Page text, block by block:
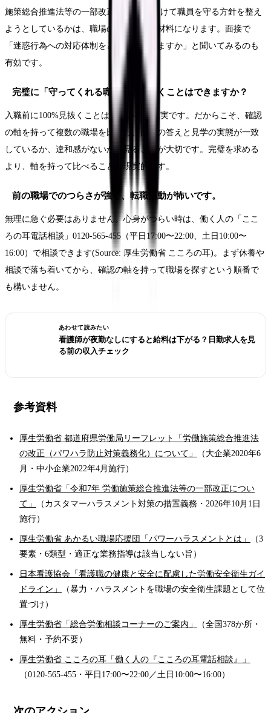
施策総合推進法等の一部改正)。これに向けて職員を守る方針を整え
ようとしているかは、職場の姿勢を見る材料になります。面接で
「迷惑行為への対応体制をどう整えていますか」と聞いてみるのも
有効です。
完璧に「守ってくれる職場」を見抜くことはできますか？
入職前に100%見抜くことは難しいのが現実です。だからこそ、確認
の軸を持って複数の職場を比較し、面接の答えと見学の実態が一致
しているか、違和感がないかを見ることが大切です。完璧を求める
より、軸を持って比べることが現実的です。
前の職場でのつらさが強く、転職活動が怖いです。
無理に急ぐ必要はありません。心身がつらい時は、働く人の「ここ
ろの耳電話相談」0120-565-455（平日17:00〜22:00、土日10:00〜
16:00）で相談できます(Source: 厚生労働省 こころの耳)。まず休養や
相談で落ち着いてから、確認の軸を持って職場を探すという順番で
も構いません。
あわせて読みたい
看護師が夜勤なしにすると給料は下がる？日勤求人を見
る前の収入チェック
参考資料
厚生労働省 都道府県労働局リーフレット「労働施策総合推進法
の改正（パワハラ防止対策義務化）について」
（大企業2020年6
月・中小企業2022年4月施行）
厚生労働省「令和7年 労働施策総合推進法等の一部改正につい
て」
（カスタマーハラスメント対策の措置義務・2026年10月1日
施行）
厚生労働省 あかるい職場応援団「パワーハラスメントとは」
（3
要素・6類型・適正な業務指導は該当しない旨）
日本看護協会「看護職の健康と安全に配慮した労働安全衛生ガイ
ドライン」
（暴力・ハラスメントを職場の安全衛生課題として位
置づけ）
厚生労働省「総合労働相談コーナーのご案内」
（全国378か所・
無料・予約不要）
厚生労働省 こころの耳「働く人の『こころの耳電話相談』」
（0120-565-455・平日17:00〜22:00／土日10:00〜16:00）